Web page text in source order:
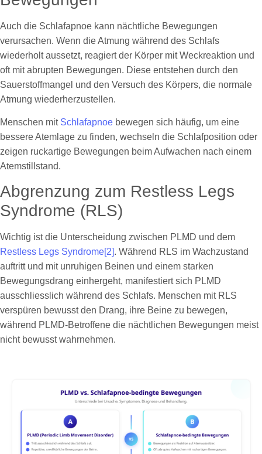
Auch die Schlafapnoe kann nächtliche Bewegungen
verursachen. Wenn die Atmung während des Schlafs
wiederholt aussetzt, reagiert der Körper mit Weckreaktion und
oft mit abrupten Bewegungen. Diese entstehen durch den
Sauerstoffmangel und den Versuch des Körpers, die normale
Atmung wiederherzustellen.
Menschen mit Schlafapnoe bewegen sich häufig, um eine
bessere Atemlage zu finden, wechseln die Schlafposition oder
zeigen ruckartige Bewegungen beim Aufwachen nach einem
Atemstillstand.
Abgrenzung zum Restless Legs
Syndrome (RLS)
Wichtig ist die Unterscheidung zwischen PLMD und dem
Restless Legs Syndrome[2]. Während RLS im Wachzustand
auftritt und mit unruhigen Beinen und einem starken
Bewegungsdrang einhergeht, manifestiert sich PLMD
ausschliesslich während des Schlafs. Menschen mit RLS
verspüren bewusst den Drang, ihre Beine zu bewegen,
während PLMD-Betroffene die nächtlichen Bewegungen meist
nicht bewusst wahrnehmen.